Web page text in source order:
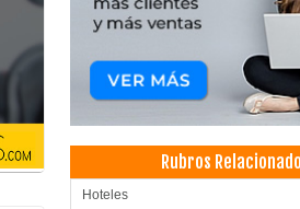
Rubros
Hoteles